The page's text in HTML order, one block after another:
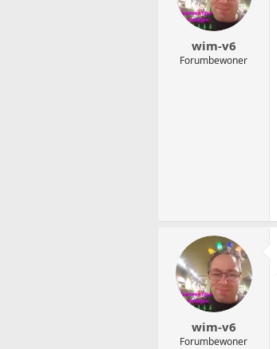
wim-v6
Forumbewoner
wim-v6
Forumbewoner